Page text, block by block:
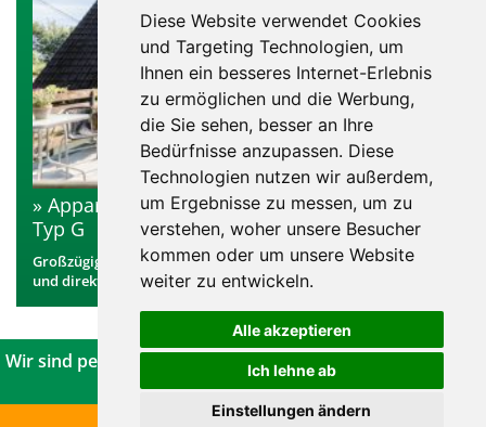
Diese Website verwendet Cookies
und Targeting Technologien, um
Ihnen ein besseres Internet-Erlebnis
zu ermöglichen und die Werbung,
die Sie sehen, besser an Ihre
Bedürfnisse anzupassen. Diese
Technologien nutzen wir außerdem,
um Ergebnisse zu messen, um zu
verstehen, woher unsere Besucher
kommen oder um unsere Website
weiter zu entwickeln.
Alle akzeptieren
Ich lehne ab
Einstellungen ändern
Appartement im „Landhaus Sonnenhang“ /
Typ G
Großzügiges Ferienappartement mit eigener Infrarotkabine
und direktem Zugang zur Liegewiese.
Wir sind persönlich für Sie da! Infos und Buchung unter:
29 73 / 97 770